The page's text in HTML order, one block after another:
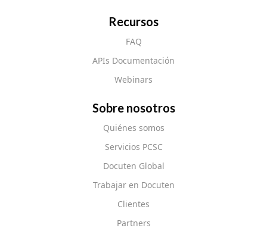
Recursos
FAQ
APIs Documentación
Webinars
Sobre nosotros
Quiénes somos
Servicios PCSC
Docuten Global
Trabajar en Docuten
Clientes
Partners